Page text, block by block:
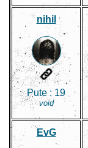
nihil
Pute : 19
void
EvG